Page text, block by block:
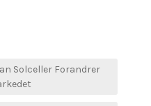
Solceller Forandrer